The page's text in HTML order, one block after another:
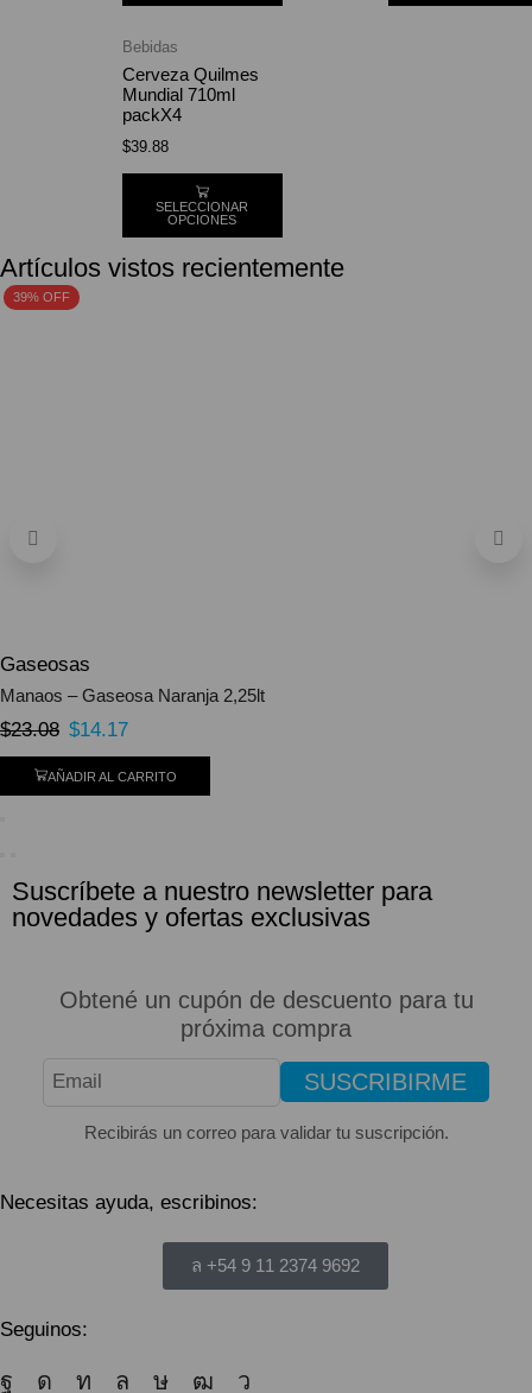
Bebidas
Cerveza Quilmes
Mundial 710ml
packX4
$39.88
SELECCIONAR
OPCIONES
Artículos vistos recientemente
39% OFF
Gaseosas
Manaos – Gaseosa Naranja 2,25lt
$23.08 $14.17
AÑADIR AL CARRITO
Suscríbete a nuestro newsletter para
novedades y ofertas exclusivas
Obtené un cupón de descuento para tu
próxima compra
SUSCRIBIRME
Recibirás un correo para validar tu suscripción.
Necesitas ayuda, escribinos:
+54 9 11 2374 9692
Seguinos: